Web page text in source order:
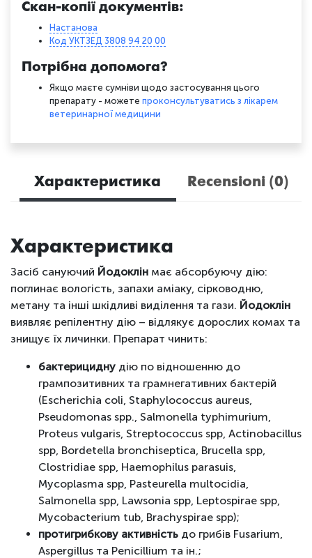
Скан-копії документів:
Настанова
Код УКТЗЕД 3808 94 20 00
Потрібна допомога?
Якщо маєте сумніви щодо застосування цього
препарату - можете проконсультуватись з лікарем
ветеринарної медицини
Характеристика Recensioni (0)
Характеристика
Засіб сануючий Йодоклін має абсорбуючу дію:
поглинає вологість, запахи аміаку, сірководню,
метану та інші шкідливі виділення та гази. Йодоклін
виявляє репілентну дію – відлякує дорослих комах та
знищує їх личинки. Препарат чинить:
бактерицидну дію по відношенню до
грампозитивних та грамнегативних бактерій
(Escherichia сoli, Staphylococcus aureus,
Pseudomonas spp., Salmonella typhimurium,
Proteus vulgaris, Streptococcus spp, Actinobacillus
spp, Bordetella bronchiseptica, Brucella spp,
Clostridiae spp, Haemophilus parasuis,
Mycoplasma spp, Pasteurella multocidia,
Salmonella spp, Lawsonia spp, Leptospirae spp,
Mycobacterium tub, Brachyspirae spp);
протигрибкову активність до грибів Fusarium,
Aspergillus та Penicillium та ін.;